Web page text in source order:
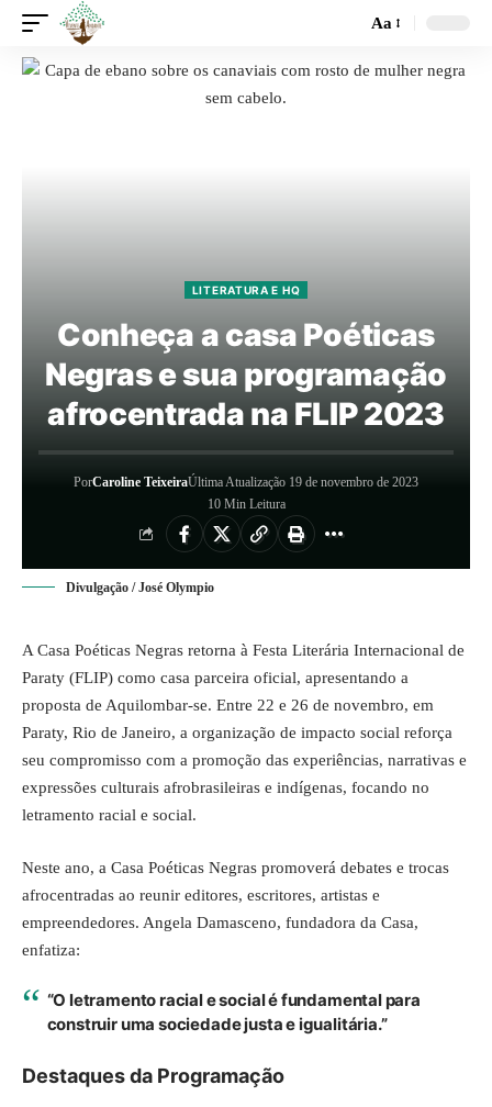
Aa
LITERATURA E HQ
Conheça a casa Poéticas
Negras e sua programação
afrocentrada na FLIP 2023
PorCaroline TeixeiraÚltima Atualização 19 de novembro de 2023
10 Min Leitura
Divulgação / José Olympio
A Casa Poéticas Negras retorna à Festa Literária Internacional de
Paraty (FLIP) como casa parceira oficial, apresentando a
proposta de Aquilombar-se. Entre 22 e 26 de novembro, em
Paraty, Rio de Janeiro, a organização de impacto social reforça
seu compromisso com a promoção das experiências, narrativas e
expressões culturais afrobrasileiras e indígenas, focando no
letramento racial e social.
Neste ano, a Casa Poéticas Negras promoverá debates e trocas
afrocentradas ao reunir editores, escritores, artistas e
empreendedores. Angela Damasceno, fundadora da Casa,
enfatiza:
“O letramento racial e social é fundamental para
construir uma sociedade justa e igualitária.”
Destaques da Programação